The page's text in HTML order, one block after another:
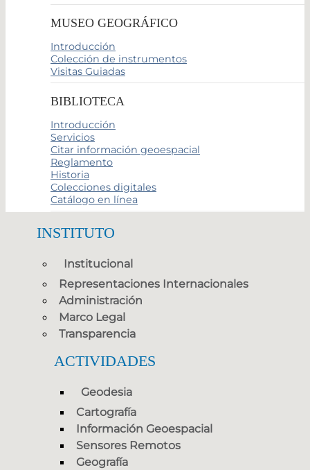
MUSEO GEOGRÁFICO
Introducción
Colección de instrumentos
Visitas Guiadas
BIBLIOTECA
Introducción
Servicios
Citar información geoespacial
Reglamento
Historia
Colecciones digitales
Catálogo en línea
INSTITUTO
Institucional
Representaciones Internacionales
Administración
Marco Legal
Transparencia
ACTIVIDADES
Geodesia
Cartografía
Información Geoespacial
Sensores Remotos
Geografía